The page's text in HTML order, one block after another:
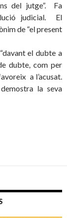
del jutge”. Fa
judicial. El
de “el present
el dubte a
dubte, com per
a l’acusat.
la seva